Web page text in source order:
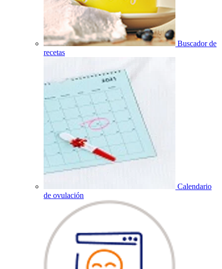
Buscador de
recetas
Calendario
de ovulación